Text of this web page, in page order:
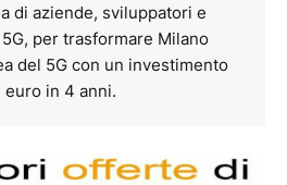
di aziende, sviluppatori e
per trasformare Milano
del 5G con un investimento
in 4 anni.